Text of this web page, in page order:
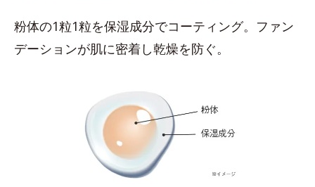
粉体の1粒1粒を保湿成分でコーティング。ファン
デーションが肌に密着し乾燥を防ぐ。